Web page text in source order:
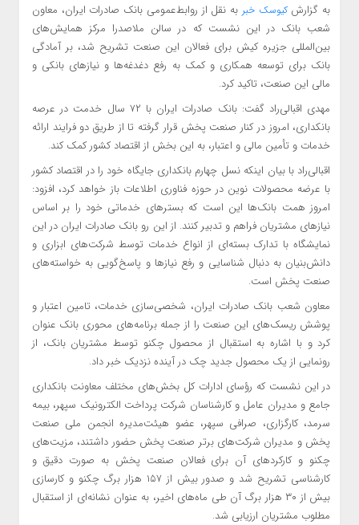
به گزارشکیوسک خبر به نقل از روابط‌عمومی بانک صادرات ایران، معاون
شعب بانک در این نشست که در سالن ملاصدرا مرکز همایش‌های
بین‌المللی جزیره کیش برای فعالان این صنعت تشریح شد، بر آمادگی
بانک برای توسعه همکاری و کمک به رفع دغدغه‌ها و نیازهای بانکی و
مالی این صنعت، تاکید کرد.
مهدی اقبالی‌راد گفت: بانک صادرات ایران با ۷۲ سال خدمت در عرصه
بانکداری، امروز در کنار صنعت پخش قرار گرفته تا از طریق دو فرایند ارائه
خدمات و تأمین مالی و اعتبار، به این بخش از اقتصاد کشور کمک کند.
اقبالی‌راد با بیان اینکه نسل چهارم بانکداری جایگاه خود را در اقتصاد کشور
با عرضه محصولات نوین در حوزه فناوری اطلاعات باز خواهد کرد، افزود:
امروز همت بانک‌ها این است که بسترهای خدماتی خود را بر اساس
نیازهای مشتریان فراهم و تدبیر کنند. از این رو بانک صادرات ایران در این
نمایشگاه با تدارک بسته‌ای از انواع خدمات توسط شرکت‌های ابزاری و
دانش‌بنیان به دنبال شناسایی و رفع نیازها و پاسخ‌گویی به خواسته‌های
صنعت پخش است.
معاون شعب بانک صادرات ایران، شخصی‌سازی خدمات، تامین اعتبار و
پوشش ریسک‌های این صنعت را از جمله برنامه‌های محوری بانک عنوان
کرد و با اشاره به استقبال از محصول چکنو توسط مشتریان بانک، از
رونمایی از یک محصول جدید چک در آینده نزدیک خبر داد.
در این نشست که رؤسای ادارات کل بخش‌های مختلف معاونت بانکداری
جامع و مدیران عامل و کارشناسان شرکت پرداخت الکترونیک سپهر، بیمه
سرمد، کارگزاری، صرافی سپهر، عضو هیئت‌مدیره انجمن ملی صنعت
پخش و مدیران شرکت‌های برتر صنعت پخش حضور داشتند، مزیت‌های
چکنو و کارکردهای آن برای فعالان صنعت پخش به صورت دقیق و
کارشناسی تشریح شد و صدور بیش از ۱۵۷ هزار برگ چکنو و کارسازی
بیش از ۳۰ هزار برگ آن طی ماه‌های اخیر، به عنوان نشانه‌ای از استقبال
مطلوب مشتریان ارزیابی شد.